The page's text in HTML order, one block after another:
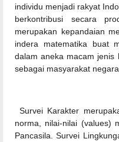
individu menjadi rakyat
berkontribusi secara
merupakan kepandaian
indera matematika buat
dalam aneka macam jenis
sebagai masyarakat
Survei Karakter
norma, nilai-nilai (values)
Pancasila. Survei